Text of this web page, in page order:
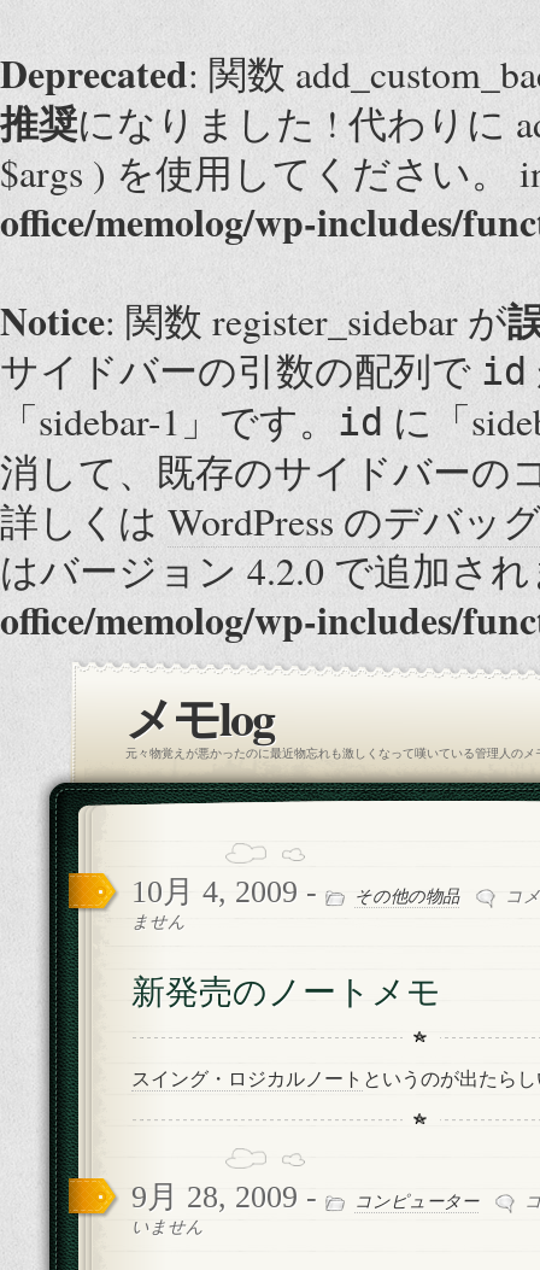
Deprecated: 関数
推奨になりました ! 代わりに
$args ) を使用してください。
office/memolog/wp-includes/
Notice: 関数 register_sidebar が
サイドバーの引数の配列で id
「sidebar-1」です。
id に「
消して、既存のサイドバーの
詳しくは WordPress のデバッ
はバージョン 4.2.0 で追加さ
office/memolog/wp-includes/
メモlog
元々物覚えが悪かったのに最近物忘れも激しくなって嘆いている管理人のメ
10月 4, 2009 - その他の物品
新
ト
モ
コ
ません
新発売のノートメモ
スイング・ロジカルノート というのが出たら
9月 28, 2009 - コンピューター
小
いません